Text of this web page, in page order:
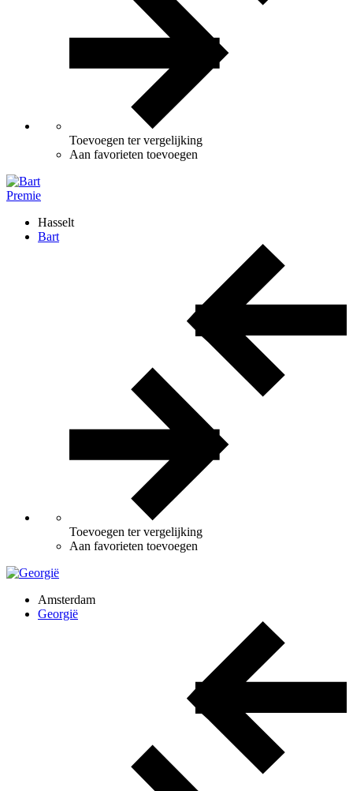
Toevoegen ter vergelijking
Aan favorieten toevoegen
Premie
Hasselt
Bart
Toevoegen ter vergelijking
Aan favorieten toevoegen
Amsterdam
Georgië